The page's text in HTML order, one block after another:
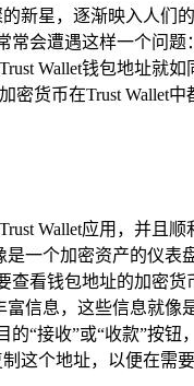
新星，逐渐映入人们
常会遭遇这样一个问
Wallet钱包地址就
货币在Trust Wallet
Wallet应用，并且
一个加密资产的仪表
查看钱包地址的加密
信息，这些信息就像
“接收”或“收款”按
这个地址，以便在需